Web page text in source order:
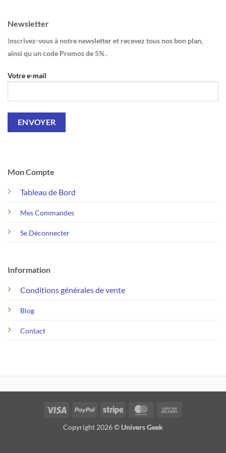
Mon Compte
Tableau de Bord
Mes Commandes
Se Déconnecter
Information
Conditions générales de vente
Blog
Contact
Newsletter
Inscrivez-vous à notre newsletter et recevez tous nos bon plan,
ainsi qu un code Promos de 5% .
Votre e-mail
Visa PayPal Stripe MasterCard
Copyright 2026 © Univers Geek